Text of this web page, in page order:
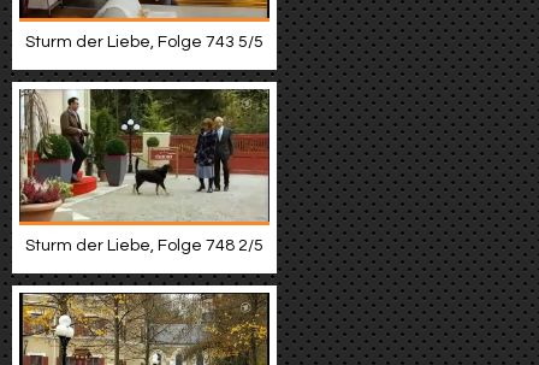
Sturm der Liebe, Folge 743 5/5
Sturm der Liebe, Folge 748 2/5